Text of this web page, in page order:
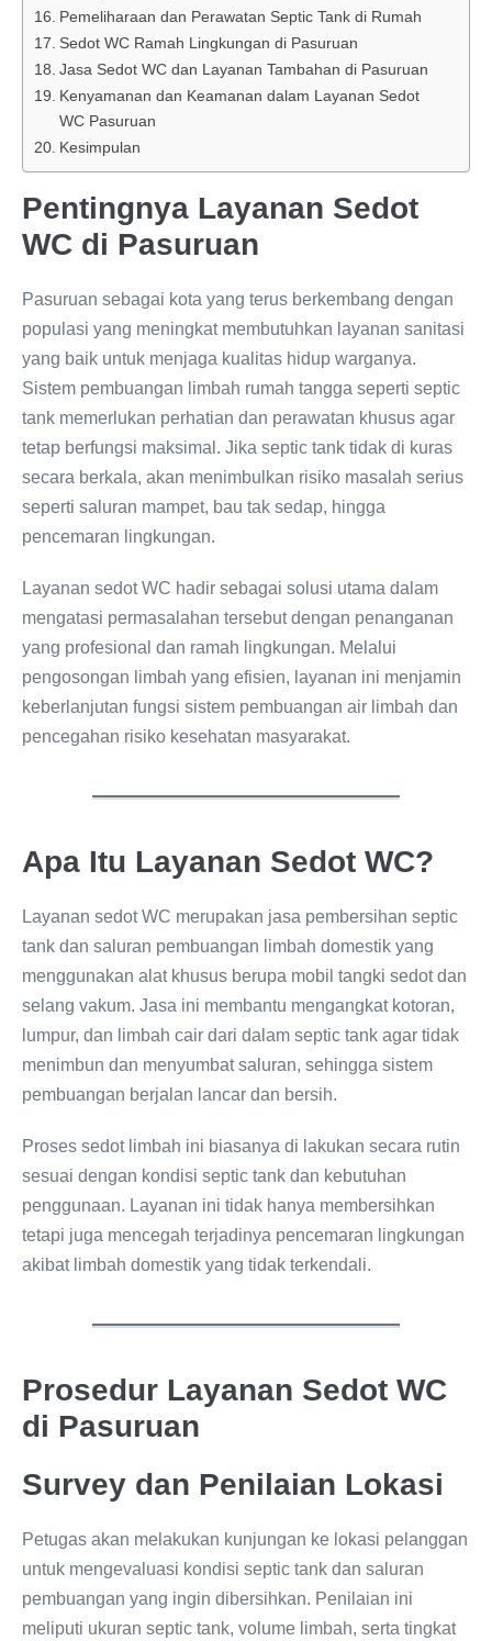
Pemeliharaan dan Perawatan Septic Tank di Rumah
Sedot WC Ramah Lingkungan di Pasuruan
Jasa Sedot WC dan Layanan Tambahan di Pasuruan
Kenyamanan dan Keamanan dalam Layanan Sedot
WC Pasuruan
Kesimpulan
Pentingnya Layanan Sedot
WC di Pasuruan
Pasuruan sebagai kota yang terus berkembang dengan
populasi yang meningkat membutuhkan layanan sanitasi
yang baik untuk menjaga kualitas hidup warganya.
Sistem pembuangan limbah rumah tangga seperti septic
tank memerlukan perhatian dan perawatan khusus agar
tetap berfungsi maksimal. Jika septic tank tidak di kuras
secara berkala, akan menimbulkan risiko masalah serius
seperti saluran mampet, bau tak sedap, hingga
pencemaran lingkungan.
Layanan sedot WC hadir sebagai solusi utama dalam
mengatasi permasalahan tersebut dengan penanganan
yang profesional dan ramah lingkungan. Melalui
pengosongan limbah yang efisien, layanan ini menjamin
keberlanjutan fungsi sistem pembuangan air limbah dan
pencegahan risiko kesehatan masyarakat.
Apa Itu Layanan Sedot WC?
Layanan sedot WC merupakan jasa pembersihan septic
tank dan saluran pembuangan limbah domestik yang
menggunakan alat khusus berupa mobil tangki sedot dan
selang vakum. Jasa ini membantu mengangkat kotoran,
lumpur, dan limbah cair dari dalam septic tank agar tidak
menimbun dan menyumbat saluran, sehingga sistem
pembuangan berjalan lancar dan bersih.
Proses sedot limbah ini biasanya di lakukan secara rutin
sesuai dengan kondisi septic tank dan kebutuhan
penggunaan. Layanan ini tidak hanya membersihkan
tetapi juga mencegah terjadinya pencemaran lingkungan
akibat limbah domestik yang tidak terkendali.
Prosedur Layanan Sedot WC
di Pasuruan
Survey dan Penilaian Lokasi
Petugas akan melakukan kunjungan ke lokasi pelanggan
untuk mengevaluasi kondisi septic tank dan saluran
pembuangan yang ingin dibersihkan. Penilaian ini
meliputi ukuran septic tank, volume limbah, serta tingkat